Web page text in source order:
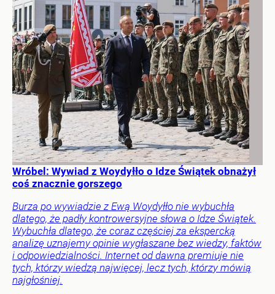
Wróbel: Wywiad z Woydyłło o Idze Świątek obnażył
coś znacznie gorszego
Burza po wywiadzie z Ewą Woydyłło nie wybuchła
dlatego, że padły kontrowersyjne słowa o Idze Świątek.
Wybuchła dlatego, że coraz częściej za ekspercką
analizę uznajemy opinie wygłaszane bez wiedzy, faktów
i odpowiedzialności. Internet od dawna premiuje nie
tych, którzy wiedzą najwięcej, lecz tych, którzy mówią
najgłośniej.